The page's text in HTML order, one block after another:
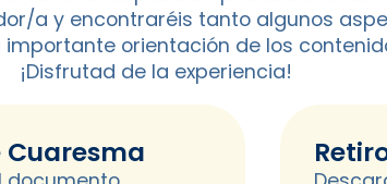
a y encontraréis tanto algunos
importante orientación de los
¡Disfrutad de la experiencia!
Cuaresma